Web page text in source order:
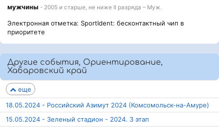
мужчины - 2005 и старше, не ниже II разряда – Муж.
Электронная отметка: SportIdent: бесконтактный чип в
приоритете
Другие события, Ориентирование,
Хабаровский край
еще
18.05.2024 - Российский Азимут 2024 (Комсомольск-на-Амуре)
15.05.2024 - Зеленый стадион - 2024. 3 этап